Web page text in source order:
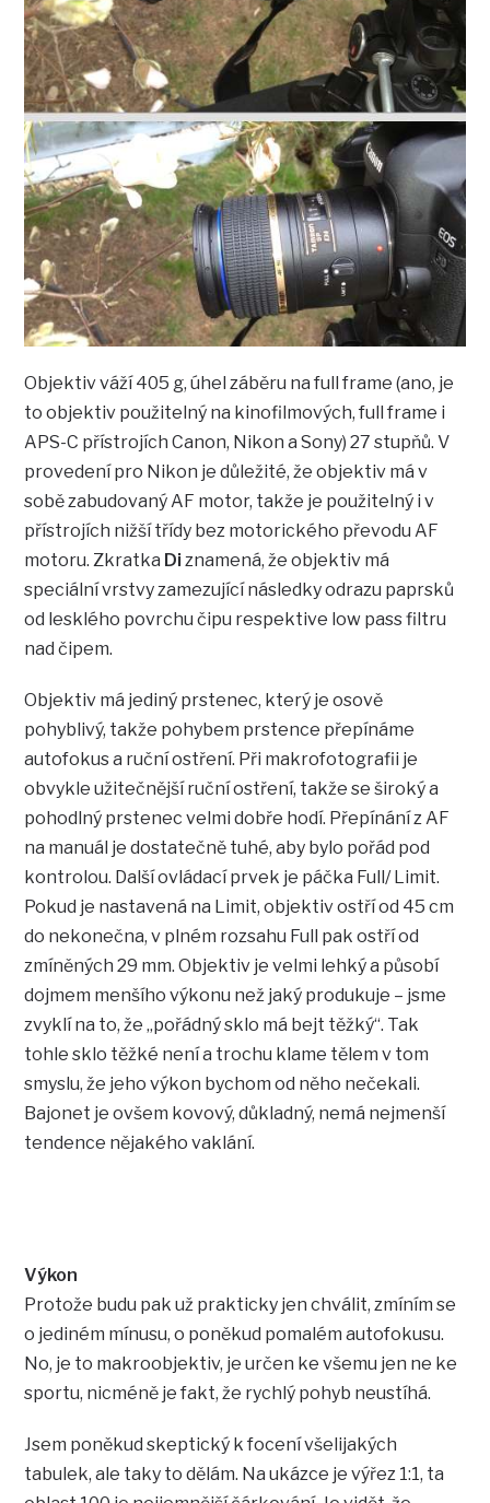
Objektiv váží 405 g, úhel záběru na full frame (ano, je
to objektiv použitelný na kinofilmových, full frame i
APS-C přístrojích Canon, Nikon a Sony) 27 stupňů. V
provedení pro Nikon je důležité, že objektiv má v
sobě zabudovaný AF motor, takže je použitelný i v
přístrojích nižší třídy bez motorického převodu AF
motoru. Zkratka Diznamená, že objektiv má
speciální vrstvy zamezující následky odrazu paprsků
od lesklého povrchu čipu respektive low pass filtru
nad čipem.
Objektiv má jediný prstenec, který je osově
pohyblivý, takže pohybem prstence přepínáme
autofokus a ruční ostření. Při makrofotografii je
obvykle užitečnější ruční ostření, takže se široký a
pohodlný prstenec velmi dobře hodí. Přepínání z AF
na manuál je dostatečně tuhé, aby bylo pořád pod
kontrolou. Další ovládací prvek je páčka Full/ Limit.
Pokud je nastavená na Limit, objektiv ostří od 45 cm
do nekonečna, v plném rozsahu Full pak ostří od
zmíněných 29 mm. Objektiv je velmi lehký a působí
dojmem menšího výkonu než jaký produkuje – jsme
zvyklí na to, že „pořádný sklo má bejt těžký“. Tak
tohle sklo těžké není a trochu klame tělem v tom
smyslu, že jeho výkon bychom od něho nečekali.
Bajonet je ovšem kovový, důkladný, nemá nejmenší
tendence nějakého vaklání.
Výkon
Protože budu pak už prakticky jen chválit, zmíním se
o jediném mínusu, o poněkud pomalém autofokusu.
No, je to makroobjektiv, je určen ke všemu jen ne ke
sportu, nicméně je fakt, že rychlý pohyb neustíhá.
Jsem poněkud skeptický k focení všelijakých
tabulek, ale taky to dělám. Na ukázce je výřez 1:1, ta